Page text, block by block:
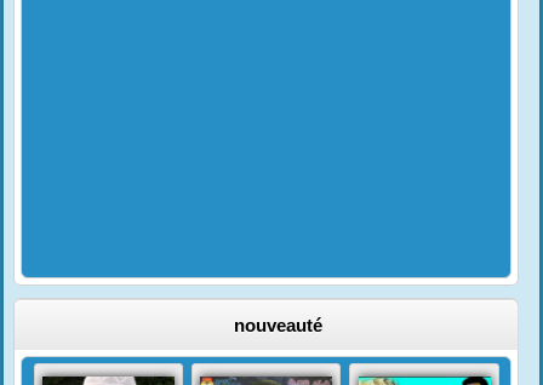
nouveauté